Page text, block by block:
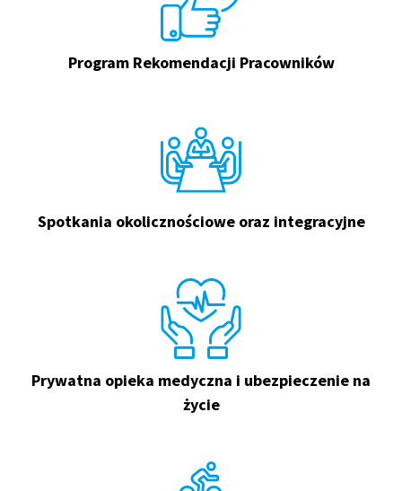
Program Rekomendacji Pracowników
Spotkania okolicznościowe oraz integracyjne
Prywatna opieka medyczna i ubezpieczenie na
życie